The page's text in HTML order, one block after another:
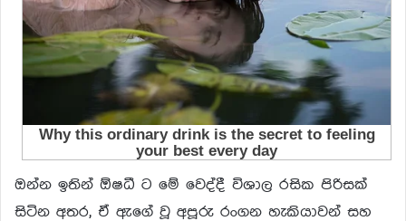
ඔන්න ඉතින් ඕෂධී ට මේ වෙද්දී විශාල රසික පිරිසක්
සිටින අතර, ඒ ඇගේ වූ අපූරු රංගන හැකියාවන් සහ